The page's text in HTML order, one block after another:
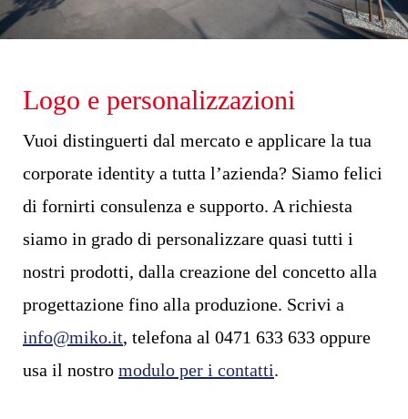
Logo e personalizzazioni
Vuoi distinguerti dal mercato e applicare la tua
corporate identity a tutta l’azienda? Siamo felici
di fornirti consulenza e supporto. A richiesta
siamo in grado di personalizzare quasi tutti i
nostri prodotti, dalla creazione del concetto alla
progettazione fino alla produzione. Scrivi a
info@miko.it, telefona al 0471 633 633 oppure
usa il nostro modulo per i contatti.